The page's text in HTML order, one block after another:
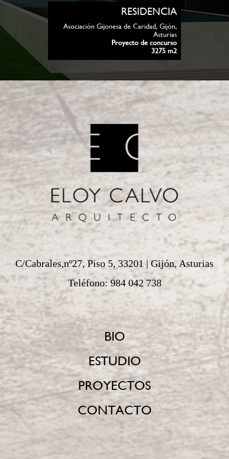
RESIDENCIA
Asociación Gijonesa de Caridad, Gijón,
Asturias
Proyecto de concurso
3275 m2
C/Cabrales,nº27, Piso 5, 33201 | Gijón, Asturias
Teléfono: 984 042 738
BIO
ESTUDIO
PROYECTOS
CONTACTO